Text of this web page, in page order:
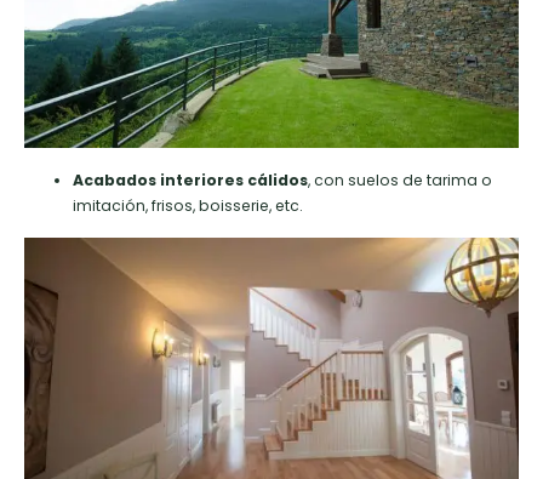
Acabados interiores cálidos, con suelos de tarima o
imitación, frisos, boisserie, etc.